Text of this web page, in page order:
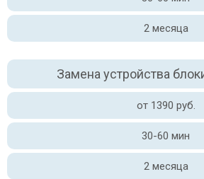
2 месяца
Замена устройства
от 1390 руб.
30-60 мин
2 месяца